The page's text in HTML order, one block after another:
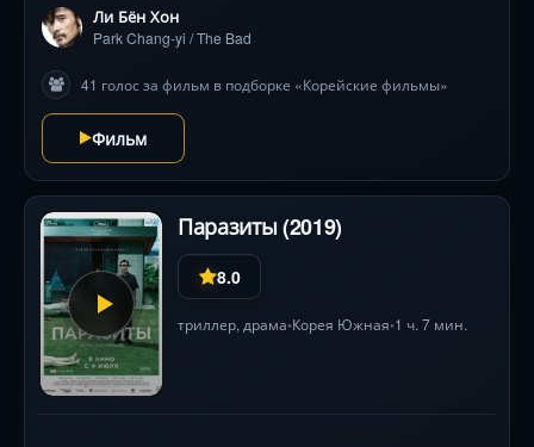
сокровища — лишь предлог для безумной игры в
кошки-мышки. Сон Канхо, Ли Бёнхон и Чон Усон
взрывает экран. Режиссёр Ким Чжи Ун смешивает
адреналиновый экшен, чёрный юмор и
ослепительные визуальные эффекты, оставляя
зрителя в напряжении до финального выстрела.
Ли Бён Хон
Park Chang-yi / The Bad
41 голос за фильм в подборке «Корейские фильмы»
Фильм
Паразиты (2019)
8.0
триллер, драма•Корея Южная•1 ч. 7 мин.